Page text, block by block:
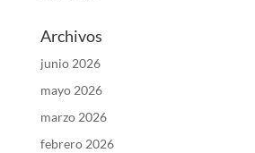
Archivos
junio 2026
mayo 2026
marzo 2026
febrero 2026